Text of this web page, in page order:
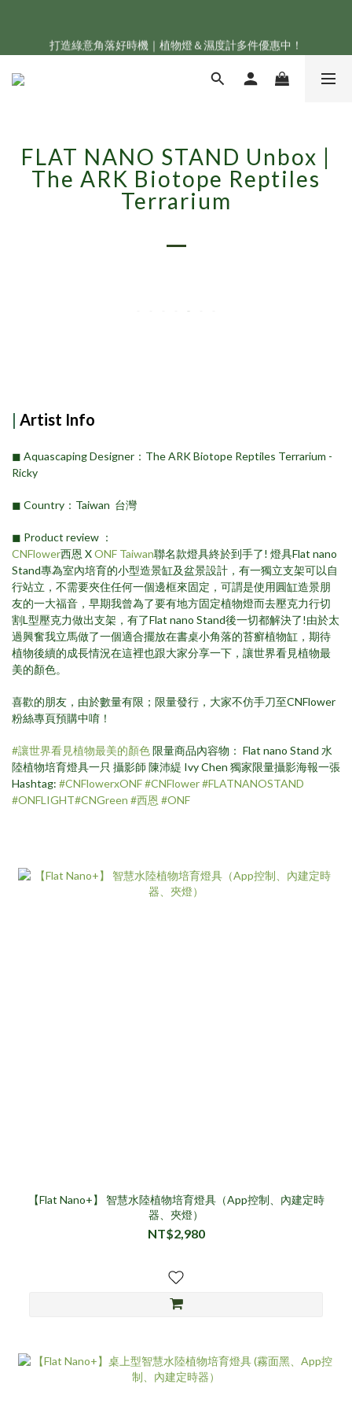
ONF 人氣冠軍 Flat One+ 智慧水族燈，會員獨享 9 折，現省
FLAT NANO STAND Unbox |
The ARK Biotope Reptiles
Terrarium
| Artist Info
◼︎ Aquascaping Designer：The ARK Biotope Reptiles Terrarium -
Ricky
◼︎ Country：Taiwan 台灣
◼︎ Product review ：
CNFlower西恩 XONF Taiwan聯名款燈具終於到手了! 燈具Flat nano
Stand專為室內培育的小型造景缸及盆景設計，有一獨立支架可以自
行站立，不需要夾住任何一個邊框來固定，可謂是使用圓缸造景朋
友的一大福音，早期我曾為了要有地方固定植物燈而去壓克力行切
割L型壓克力做出支架，有了Flat nano Stand後一切都解決了!由於太
過興奮我立馬做了一個適合擺放在書桌小角落的苔癬植物缸，期待
植物後續的成長情況在這裡也跟大家分享一下，讓世界看見植物最
美的顏色。
喜歡的朋友，由於數量有限；限量發行，大家不仿手刀至CNFlower
粉絲專頁預購中唷！
#讓世界看見植物最美的顏色限量商品內容物： Flat nano Stand 水
陸植物培育燈具一只 攝影師 陳沛緹 Ivy Chen 獨家限量攝影海報一張
Hashtag: #CNFlowerxONF#CNFlower#FLATNANOSTAND
#ONFLIGHT#CNGreen #西恩 #ONF
【Flat Nano+】 智慧水陸植物培育燈具（App控制、內建定時
器、夾燈）
NT$2,980